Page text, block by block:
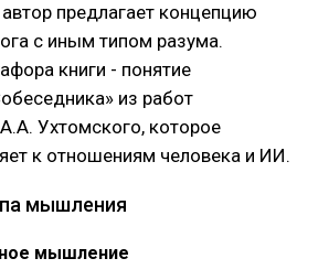
автор предлагает концепцию
с иным типом разума.
книги - понятие
из работ
Ухтомского, которое
к отношениям человека и ИИ.
мышления
мышление